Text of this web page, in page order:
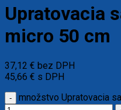
Upratovacia
micro 50 cm
37,12 € bez DPH
45,66 € s DPH
množstvo Upratovacia